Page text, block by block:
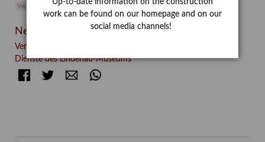
Wolf und Hund
Zirkuswoche
Neueste Beiträge
Verschenkt, verkauft, vergessen? – Kunstdetektivinnen im
Dienste des Lindenau-Museums
FacebookTwitter E-mail
work can be found on our homepage and on our
social media channels!